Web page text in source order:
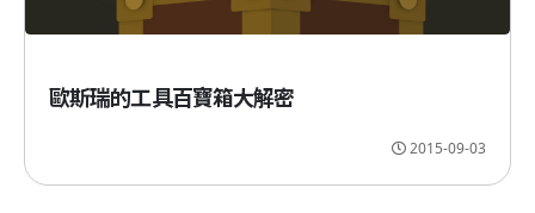
2015-09-03
歐斯瑞的工具百寶箱大解密